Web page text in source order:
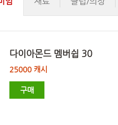
다이아몬드 멤버쉽 30
25000 캐시
구매